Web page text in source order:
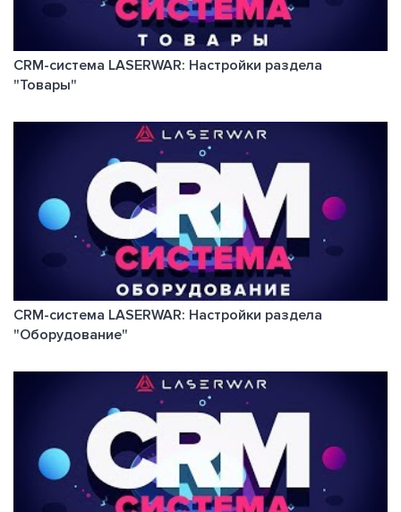
CRM-система LASERWAR: Настройки раздела
"Товары"
CRM-система LASERWAR: Настройки раздела
"Оборудование"